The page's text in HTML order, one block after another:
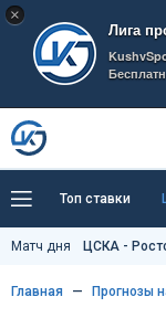
×
Лига
Топ ставки
Тренды
Как тут
Матч дня ЦСКА -
Главная Прогнозы